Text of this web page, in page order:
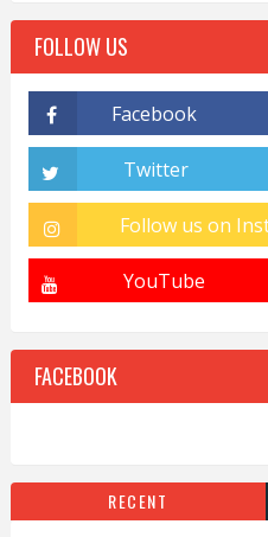
FOLLOW US
FACEBOOK
RECENT